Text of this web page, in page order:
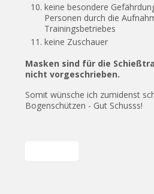
keine besondere
Personen durch die
Trainingsbetriebes
keine Zuschauer
Masken sind für die
nicht vorgeschrieben.
Somit wünsche ich zumidenst
Bogenschützen - Gut Schusss!